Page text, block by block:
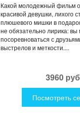
Какой молодежный фильм
красивой девушки, лихого
плюшевого мишки в
не обязательно лирика:
посоревноваться с
выстрелов и меткости....
3960
Посмотреть